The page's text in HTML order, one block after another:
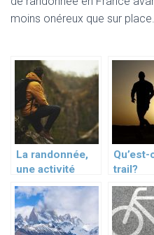
moins onéreux que sur place.
La randonnée,
une activité
phare de la
Vanoise
trail?